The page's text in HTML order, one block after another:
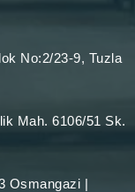
No:2/23-9, Tuzla
Mah. 6106/51 Sk.
Osmangazi |